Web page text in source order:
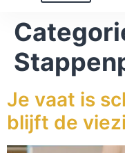
Je vaat is
blijft de